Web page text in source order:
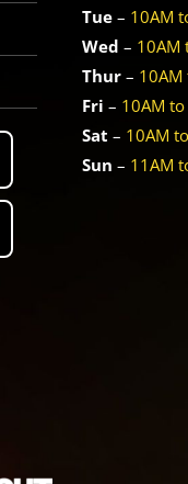
Tue– 10AM
Wed – 10AM
Thur– 10AM
Fri – 10AM
Sat – 10AM
Sun – 11AM